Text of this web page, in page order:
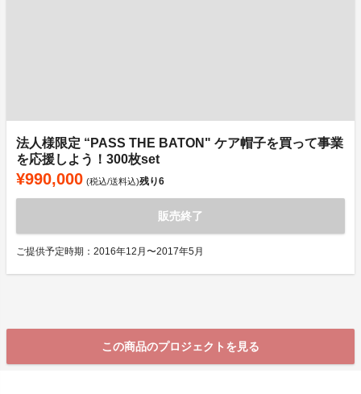
法人様限定 “PASS THE BATON" ケア帽子を買って事業
を応援しよう！300枚set
¥990,000 (税込/送料込)残り6
販売終了
ご提供予定時期：2016年12月〜2017年5月
この商品のプロジェクトを見る